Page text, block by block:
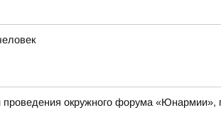
проведения окружного форума